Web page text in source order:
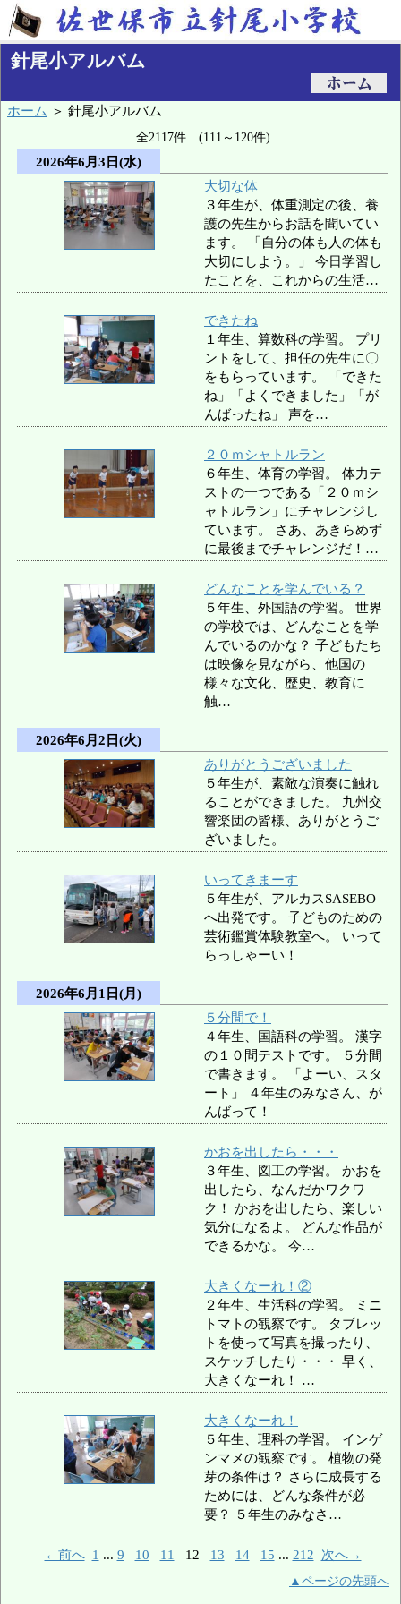
針尾小アルバム
ホーム ＞ 針尾小アルバム
全2117件 (111～120件)
2026年6月3日(水)
大切な体
３年生が、体重測定の後、養
護の先生からお話を聞いてい
ます。 「自分の体も人の体も
大切にしよう。」 今日学習し
たことを、これからの生活…
できたね
１年生、算数科の学習。 プリ
ントをして、担任の先生に〇
をもらっています。 「できた
ね」「よくできました」「が
んばったね」 声を…
２０ｍシャトルラン
６年生、体育の学習。 体力テ
ストの一つである「２０ｍシ
ャトルラン」にチャレンジし
ています。 さあ、あきらめず
に最後までチャレンジだ！…
どんなことを学んでいる？
５年生、外国語の学習。 世界
の学校では、どんなことを学
んでいるのかな？ 子どもたち
は映像を見ながら、他国の
様々な文化、歴史、教育に
触…
2026年6月2日(火)
ありがとうございました
５年生が、素敵な演奏に触れ
ることができました。 九州交
響楽団の皆様、ありがとうご
ざいました。
いってきまーす
５年生が、アルカスSASEBO
へ出発です。 子どものための
芸術鑑賞体験教室へ。 いって
らっしゃーい！
2026年6月1日(月)
５分間で！
４年生、国語科の学習。 漢字
の１０問テストです。 ５分間
で書きます。 「よーい、スタ
ート」 ４年生のみなさん、が
んばって！
かおを出したら・・・
３年生、図工の学習。 かおを
出したら、なんだかワクワ
ク！ かおを出したら、楽しい
気分になるよ。 どんな作品が
できるかな。 今…
大きくなーれ！②
２年生、生活科の学習。 ミニ
トマトの観察です。 タブレッ
トを使って写真を撮ったり、
スケッチしたり・・・ 早く、
大きくなーれ！ …
大きくなーれ！
５年生、理科の学習。 インゲ
ンマメの観察です。 植物の発
芽の条件は？ さらに成長する
ためには、どんな条件が必
要？ ５年生のみなさ…
←前へ 1 ... 9 10 11 12 13 14 15 ... 212 次へ→
▲ページの先頭へ